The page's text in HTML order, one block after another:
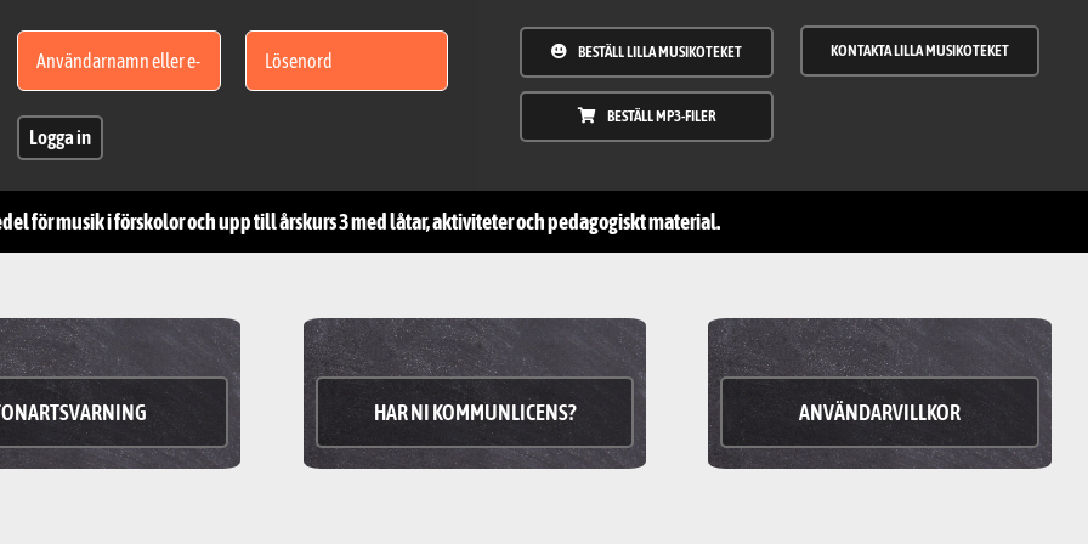
Logga in
BESTÄLL LILLA MUSIKOTEKET
BESTÄLL MP3-FILER
KONTAKTA LILLA MUSIKOTEKET
för musik i förskolor och upp till årskurs 3 med låtar, aktiviteter och pedagogiskt material.
HAR NI KOMMUNLICENS? ANVÄNDARVILLKOR